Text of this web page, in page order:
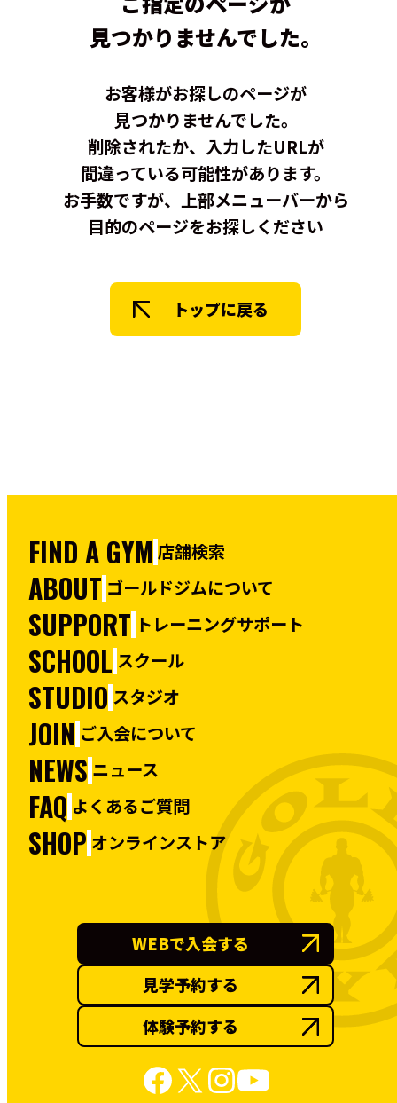
法人会員 会員会則
見つかりませんでした。
お客様がお探しのページが
見つかりませんでした。
削除されたか、入力したURLが
間違っている可能性があります。
お手数ですが、上部メニューバーから
目的のページをお探しください
トップに戻る
FIND A GYM 店舗検索
ABOUT ゴールドジムについて
SUPPORT トレーニングサポート
SCHOOL スクール
STUDIO スタジオ
JOIN ご入会について
NEWS ニュース
FAQ よくあるご質問
SHOP オンラインストア
WEBで入会する
見学予約する
体験予約する